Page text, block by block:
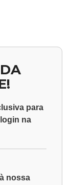
para
login na
nossa